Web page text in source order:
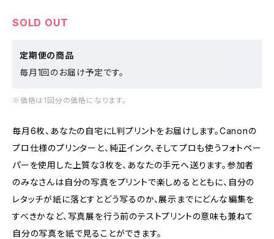
SOLD OUT
定期便の商品
毎月1回のお届け予定です。
※価格は1回分の価格になります。
毎月6枚、あなたの自宅にL判プリントをお届けします。Canonの
プロ仕様のプリンターと、純正インク、そしてプロも使うフォトペー
パーを使用した上質な3枚を、あなたの手元へ送ります。参加者
のみなさんは自分の写真をプリントで楽しめるとともに、自分の
レタッチが紙に落とすとどう写るのか、展示までにどんな編集を
すべきかなど、写真展を行う前のテストプリントの意味も兼ねて
自分の写真を紙で見ることができます。